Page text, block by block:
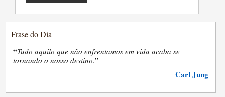
Frase do Dia
“Tudo aquilo que não enfrentamos em vida acaba se
tornando o nosso destino.”
—Carl Jung